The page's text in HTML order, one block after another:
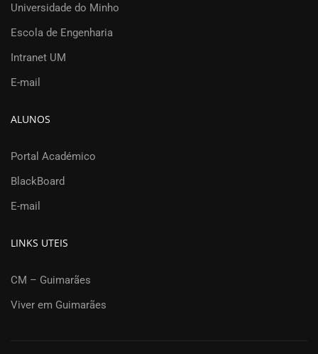
Universidade do Minho
Escola de Engenharia
Intranet UM
E-mail
ALUNOS
Portal Académico
BlackBoard
E-mail
LINKS UTEIS
CM – Guimarães
Viver em Guimarães